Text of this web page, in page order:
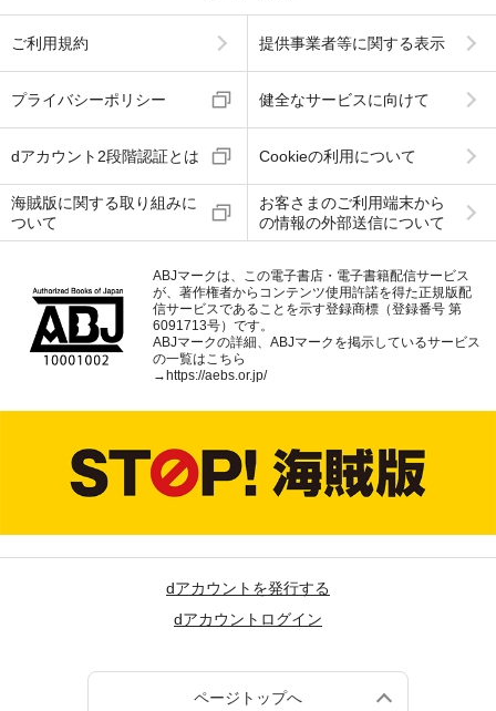
ご利用規約 提供事業者等に関する表示
プライバシーポリシー 健全なサービスに向けて
dアカウント2段階認証とは Cookieの利用について
海賊版に関する取り組みに
ついて
お客さまのご利用端末から
の情報の外部送信について
ABJマークは、この電子書店・電子書籍配信サービス
が、著作権者からコンテンツ使用許諾を得た正規版配
信サービスであることを示す登録商標（登録番号 第
6091713号）です。
ABJマークの詳細、ABJマークを掲示しているサービス
の一覧はこちら
→ https://aebs.or.jp/
dアカウントを発行する
dアカウントログイン
ページトップへ